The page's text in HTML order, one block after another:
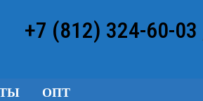
+7 (812) 324-60-03
ОПТ